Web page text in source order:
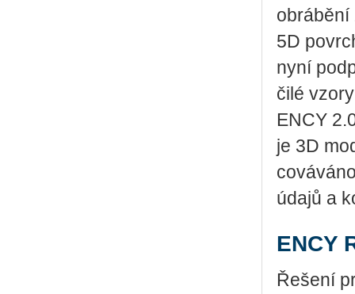
ob­rá­bě­ní
5D
nyní
či­lé
ENCY
je 3D
údajů a
ENCY
Ře­še­ní